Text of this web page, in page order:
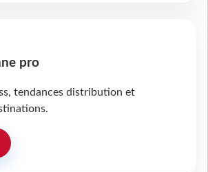
pro
tendances distribution et